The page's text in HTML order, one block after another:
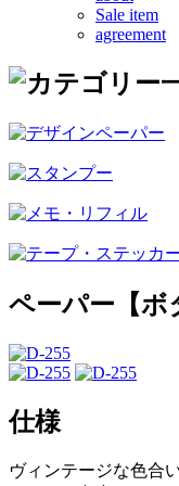
Sale item
agreement
ペーパー【ボ
仕様
ヴィンテージな色合